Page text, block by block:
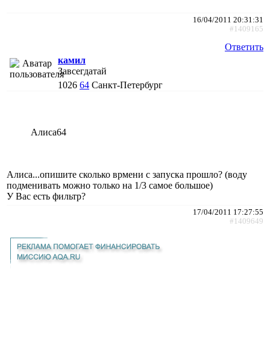
16/04/2011 20:31:31
#1409165
Ответить
камил
Завсегдатай
1026 64 Санкт-Петербург
Алиса64
Алиса...опишите сколько врмени с запуска прошло? (воду
подменивать можно только на 1/3 самое большое)
У Вас есть фильтр?
17/04/2011 17:27:55
#1409649